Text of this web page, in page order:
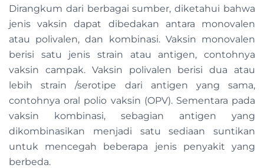
Dirangkum dari berbagai sumber, diketahui bahwa
jenis vaksin dapat dibedakan antara monovalen
atau polivalen, dan kombinasi. Vaksin monovalen
berisi satu jenis strain atau antigen, contohnya
vaksin campak. Vaksin polivalen berisi dua atau
lebih strain /serotipe dari antigen yang sama,
contohnya oral polio vaksin (OPV). Sementara pada
vaksin kombinasi, sebagian antigen yang
dikombinasikan menjadi satu sediaan suntikan
untuk mencegah beberapa jenis penyakit yang
berbeda.